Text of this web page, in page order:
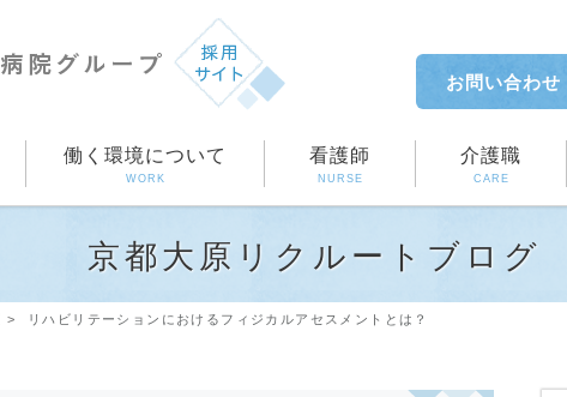
お問い合わせ
働く環境について
WORK
看護師
NURSE
介護職
CARE
京都大原リクルートブログ
リハビリテーションにおけるフィジカルアセスメントとは？